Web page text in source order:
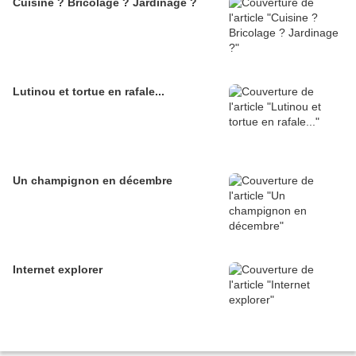
Lutinou et tortue en rafale...
Un champignon en décembre
Internet explorer